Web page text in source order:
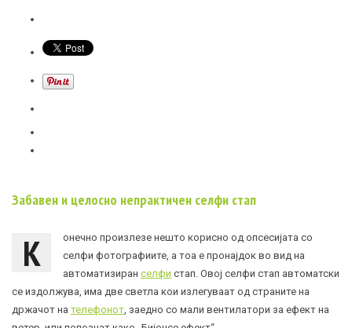
Забавен и целосно непрактичен селфи стап
К
онечно произлезе нешто корисно од опсесијата со
селфи фотографиите, а тоа е пронајдок во вид на
автоматизиран селфи стап. Овој селфи стап автоматски
се издолжува, има две светла кои излегуваат од страните на
држачот на телефонот , заедно со мали вентилатори за ефект на